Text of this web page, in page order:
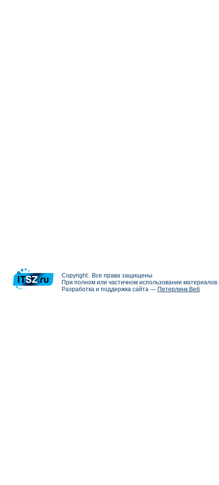
Copyright . Все права защищены
При полном или частичном использовании
Разработка и поддержка сайта — Петерлинк Веб